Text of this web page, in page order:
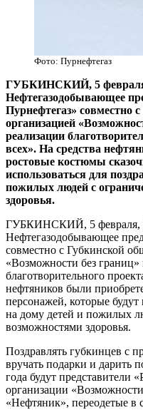
Фото: Пурнефтегаз
​ГУБКИНСКИЙ, 5
Нефтегазодобывающее
Пурнефтегаз» совместно
организацией
реализации
всех». На средства
ростовые костюмы
использоваться для
пожилых людей с
здоровья.
ГУБКИНСКИЙ, 5 февраля,
Нефтегазодобывающее
совместно с Губкинской
«Возможности без
благотворительного
нефтяников были
персонажей, которые будут
на дому детей и пожилых
возможностями здоровья.
Поздравлять губкинцев с
вручать подарки и дарить
года будут представители
организации
«Нефтяник», переодетые в